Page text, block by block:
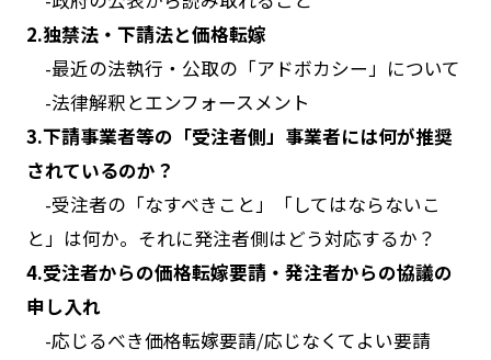
2.独禁法・下請法と価格転嫁
-最近の法執行・公取の「アドボカシー」について
-法律解釈とエンフォースメント
3.下請事業者等の「受注者側」事業者には何が推奨
されているのか？
-受注者の「なすべきこと」「してはならないこ
と」は何か。それに発注者側はどう対応するか？
4.受注者からの価格転嫁要請・発注者からの協議の
申し入れ
-応じるべき価格転嫁要請/応じなくてよい要請